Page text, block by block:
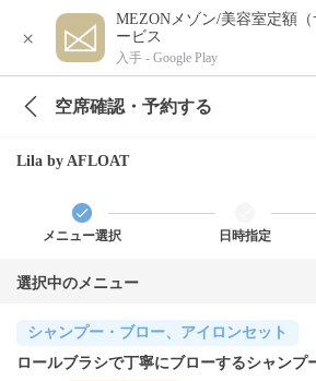
×
MEZONメゾン/美容室定額
ービス
入手 - Google Play
空席確認・予約する
Lila by AFLOAT
メニュー選択 日時指定
選択中のメニュー
シャンプー・ブロー、アイロンセット
ロールブラシで丁寧にブローするシャンプ